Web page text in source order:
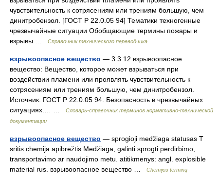
чувствительность к сотрясениям или трениям большую, чем
динитробензол. [ГОСТ Р 22.0.05 94] Тематики техногенные
чрезвычайные ситуации Обобщающие термины пожары и
взрывы …
Справочник технического переводчика
взрывоопасное вещество — 3.3.12 взрывоопасное
вещество: Вещество, которое может взрываться при
воздействии пламени или проявлять чувствительность к
сотрясениям или трениям большую, чем динитробензол.
Источник: ГОСТ Р 22.0.05 94: Безопасность в чрезвычайных
ситуациях.… …
Словарь-справочник терминов нормативно-технической
документации
взрывоопасное вещество — sprogioji medžiaga statusas T
sritis chemija apibrėžtis Medžiaga, galinti sprogti perdirbimo,
transportavimo ar naudojimo metu. atitikmenys: angl. explosible
material rus. взрывоопасное вещество …
Chemijos terminų